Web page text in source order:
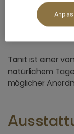
Tanit ist einer
natürlichem
möglicher